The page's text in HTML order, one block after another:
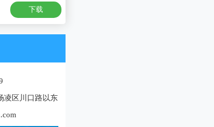
下载
凌区川口路以东